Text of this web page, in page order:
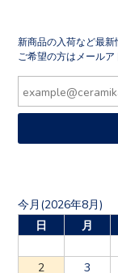
新商品の入荷など最新
ご希望の方はメールア
今月(2026年8月)
日
月
2
3